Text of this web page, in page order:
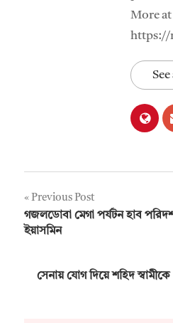
More at
https://
Post
navigation
Previous Post
গজলডোবা মেগা পর্যটন হাব
ইয়াসমিন
সেনায় যোগ দিয়ে শহিদ